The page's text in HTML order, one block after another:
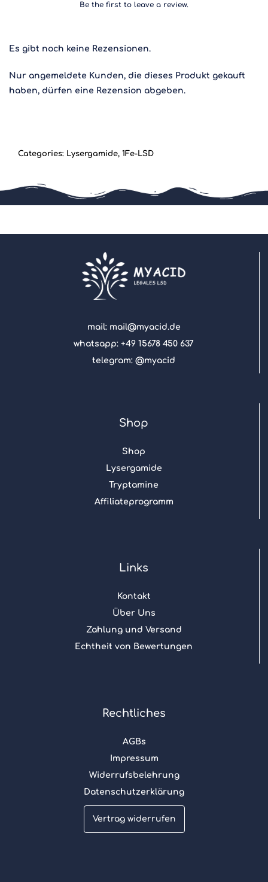
Be the first to leave a review.
Es gibt noch keine Rezensionen.
Nur angemeldete Kunden, die dieses Produkt gekauft
haben, dürfen eine Rezension abgeben.
Categories: Lysergamide, 1Fe-LSD
mail: mail@myacid.de
whatsapp: +49 15678 450 637
telegram: @myacid
Shop
Shop
Lysergamide
Tryptamine
Affiliateprogramm
Links
Kontakt
Über Uns
Zahlung und Versand
Echtheit von Bewertungen
Rechtliches
AGBs
Impressum
Widerrufsbelehrung
Datenschutzerklärung
Vertrag widerrufen